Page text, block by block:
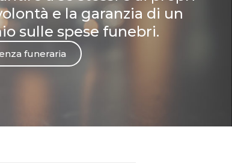
e la garanzia di un
sulle spese funebri.
funeraria